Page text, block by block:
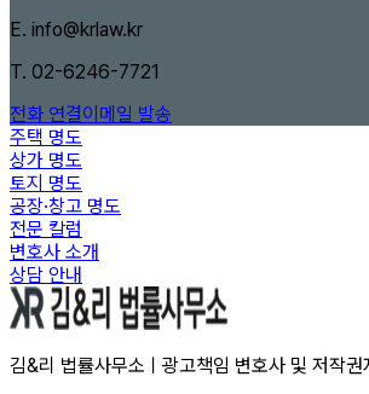
E. info@krlaw.kr
T. 02-6246-7721
전화 연결이메일 발송
주택 명도
상가 명도
토지 명도
공장·창고 명도
전문 칼럼
변호사 소개
상담 안내
김&리 법률사무소ㅣ광고책임 변호사 및 저작권